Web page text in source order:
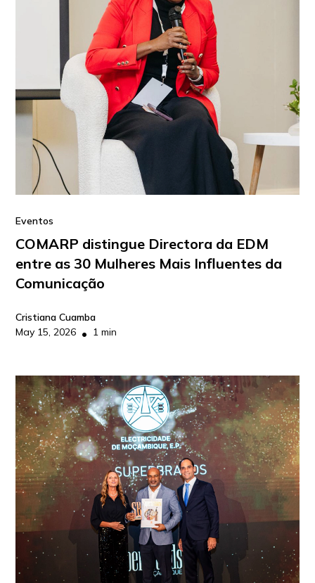
Eventos
COMARP distingue Directora da EDM
entre as 30 Mulheres Mais Influentes da
Comunicação
Cristiana Cuamba
May 15, 2026 • 1 min